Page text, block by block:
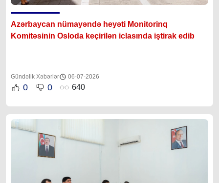
Azərbaycan nümayəndə heyəti Monitorinq
Komitəsinin Osloda keçirilən iclasında iştirak edib
Gündəlik Xəbərlər 06-07-2026
0 0 640